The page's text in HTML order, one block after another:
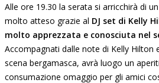
Alle ore 19.30 la serata si arricchirà di
molto atteso grazie al DJ set di Kelly
molto apprezzata e conosciuta nel
Accompagnati dalle note di Kelly Hilton
scena bergamasca, avrà luogo un
consumazione omaggio per gli amici